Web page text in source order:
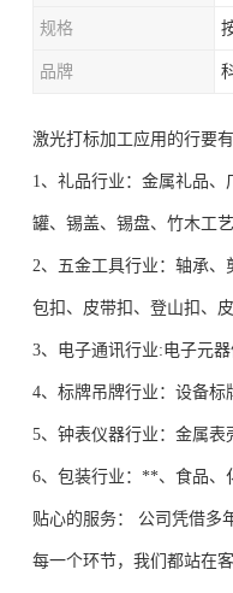
规格
品牌
激光打标加工应用的行要有
1、礼品行业：金属礼品
罐、锡盖、锡盘、竹木工
2、五金工具行业：轴承
包扣、皮带扣、登山扣、皮
3、电子通讯行业:电子元
4、标牌吊牌行业：设备
5、钟表仪器行业：金属表
6、包装行业：**、食品、
贴心的服务： 公司凭借多
每一个环节，我们都站在